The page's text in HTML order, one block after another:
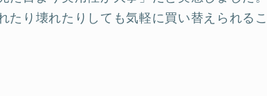
たり壊れたりしても気軽に買い替えられる